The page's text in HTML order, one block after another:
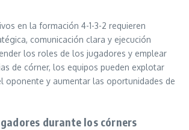
en la formación 4-1-3-2 requieren
comunicación clara y ejecución
los roles de los jugadores y emplear
de córner, los equipos pueden explotar
oponente y aumentar las oportunidades de
durante los córners